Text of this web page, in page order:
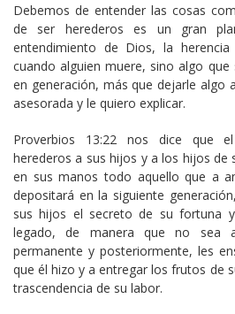
Debemos de entender las cosas
de ser herederos es un gran
entendimiento de Dios, la
cuando alguien muere, sino algo
en generación, más que dejarle algo
asesorada y le quiero explicar.
Proverbios 13:22 nos dice que
herederos a sus hijos y a los hijos de
en sus manos todo aquello que a
depositará en la siguiente
sus hijos el secreto de su fortuna
legado, de manera que no sea
permanente y posteriormente, les
que él hizo y a entregar los frutos de
trascendencia de su labor.